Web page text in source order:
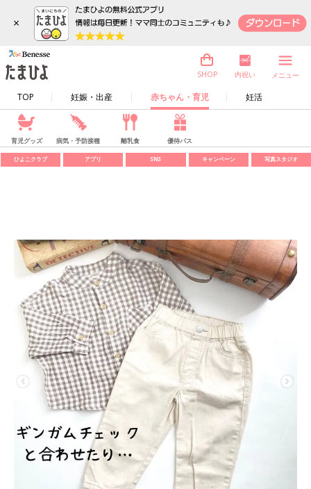
×
TOP 妊娠・出産 赤ちゃん・育児 妊活
SHOP 内祝い メニュー
育児グッズ 病気・予防接種 離乳食 優待パス
ひよこクラブ アプリ SNS キャンペーン 写真スタジオ